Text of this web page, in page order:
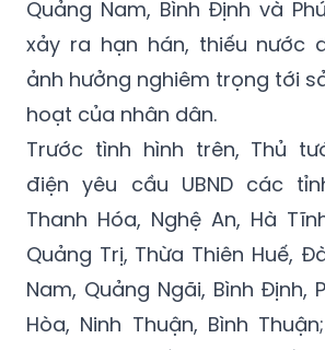
sông tiếp tục suy giảm và
trung bình nhiều năm, nhất
Quảng Nam, Bình Định và
xảy ra hạn hán, thiếu nước
ảnh hưởng nghiêm trọng tới
hoạt của nhân dân.
Trước tình hình trên, Thủ
điện yêu cầu UBND các
Thanh Hóa, Nghệ An, Hà
Quảng Trị, Thừa Thiên Huế,